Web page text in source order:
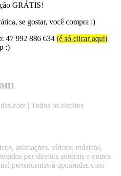
GRÁTIS!
se gostar, você compra :)
47 992 886 634 (é só clicar aqui)
:)
| Todos os direitos
animações, vídeos, músicas,
por direitos autorais e outros
pertencentes à upcurtidas.com